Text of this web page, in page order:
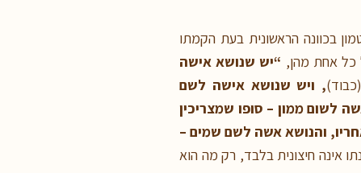
בכוונה הראשונית בעת הקמתו
כל אחת מהן, “יש שנושא אישה
(כבוד), ויש שנושא אישה לשם
לשום ממון – סופו שמצריכין
והנושא אשה לשם שמים –
אינה חיצונית בלבד, רק מה הוא